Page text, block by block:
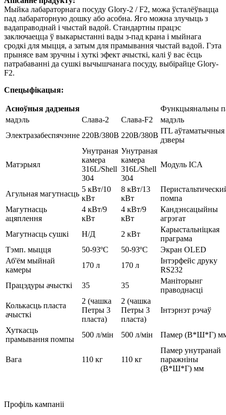
Мыйка лабараторнага посуду Glory-2 / F2, можа ўсталёўвацца
пад лабараторную дошку або асобна. Яго можна злучыць з
вадаправоднай і чыстай вадой. Стандартны працэс
заключаецца ў выкарыстанні вады з-пад крана і мыйнага
сродкі для мыцця, а затым для прамывання чыстай вадой. Гэта
прынясе вам зручны і хуткі эфект ачысткі, калі ў вас ёсць
патрабаванні да сушкі вычышчанага посуду, выбірайце Glory-
F2.
Спецыфікацыя:
Асноўныя дадзеныя
Функцыянальны
мадэль
Слава-2 Слава-F2
мадэль
Электразабеспячэнне 220В/380В 220В/380В
ITL аўтаматычныя
дзверы
Матэрыял
Унутраная
камера
316L/Shell
304
Унутраная
камера
316L/Shell
304
Модуль ICA
Агульная магутнасць
5 кВт/10
кВт
8 кВт/13
кВт
помпа
Магутнасць
ацяплення
4 кВт/9
кВт
4 кВт/9
кВт
Кандэнсацыйны
агрэгат
Магутнасць сушкі
Н/Д 2 кВт
Карыстальніцкая
праграма
Тэмп. мыцця
50-93ºC 50-93ºC
Экран OLED
Аб'ём мыйнай
камеры
170 л 170 л
Інтэрфейс друку
RS232
Працэдуры ачысткі
35 35
Маніторынг
праводнасці
Колькасць пласта
ачысткі
2 (чашка
Петры 3
пласта)
2 (чашка
Петры 3
пласта)
Інтэрнэт рэчаў
Хуткасць
прамывання помпы
500 л/мін 500 л/мін Памер (В*Ш*Г)
Вага 110 кг 110 кг
Памер унутранай
паражніны
(В*Ш*Г) мм
Профіль кампаніі